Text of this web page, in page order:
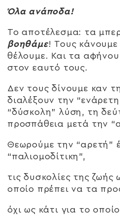
Όλα ανάποδα!
Το αποτέλεσμα: τα
βοηθάμε! Τους κάνουμε
θέλουμε. Και τα
στον εαυτό τους.
Δεν τους δίνουμε καν
διαλέξουν την
“δύσκολη” λύση, τη
προσπάθεια μετά την
Θεωρούμε την “αρετή”
“παλιομοδίτικη”,
τις δυσκολίες της ζωής
οποίο πρέπει να τα
όχι ως κάτι για το